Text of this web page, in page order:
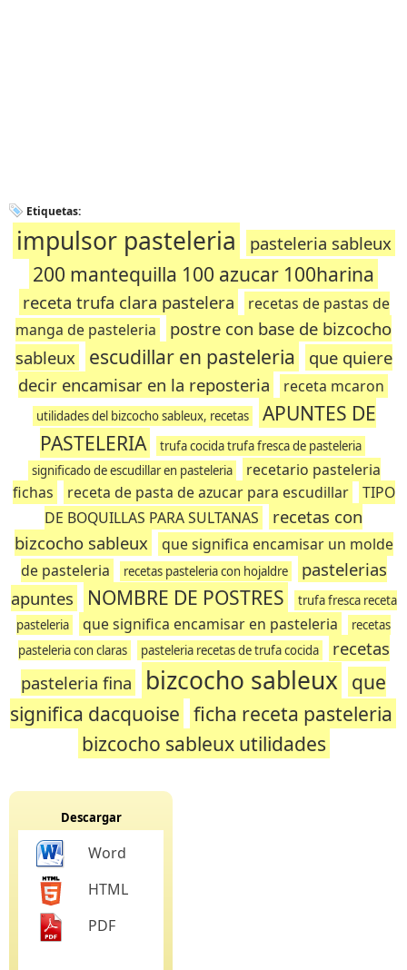
Etiquetas:
impulsor pasteleria pasteleria sableux
200 mantequilla 100 azucar 100harina
receta trufa clara pastelera
recetas de pastas de
manga de pasteleria
postre con base de bizcocho
sableux
escudillar en pasteleria
que quiere
decir encamisar en la reposteria
receta mcaron
utilidades del bizcocho sableux, recetas
APUNTES DE
PASTELERIA
trufa cocida trufa fresca de pasteleria
significado de escudillar en pasteleria
recetario pasteleria
fichas
receta de pasta de azucar para escudillar
TIPO
DE BOQUILLAS PARA SULTANAS
recetas con
bizcocho sableux
que significa encamisar un molde
de pasteleria
recetas pasteleria con hojaldre
pastelerias
apuntes
NOMBRE DE POSTRES
trufa fresca receta
pasteleria
que significa encamisar en pasteleria
recetas
pasteleria con claras
pasteleria recetas de trufa cocida
recetas
pasteleria fina
bizcocho sableux que
significa dacquoise ficha receta pasteleria
bizcocho sableux utilidades
Descargar
Word
HTML
PDF